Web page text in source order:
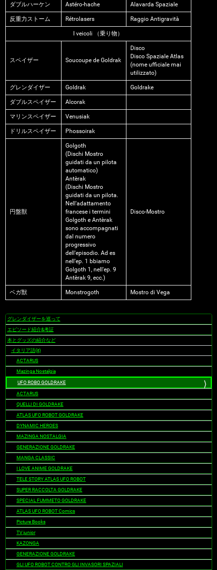
ダブルハーケン Astéro-hache Alavarda Spaziale
反重力ストーム Rétrolasers Raggio Antigravità
I veicoli （乗り物）
スペイザー Soucoupe de Goldrak
Disco
Disco Spaziale Atlas
(nome ufficiale mai
utilizzato)
グレンダイザー Goldrak Goldrake
ダブルスペイザー Alcorak
マリンスペイザー Venusiak
ドリルスペイザー Phossoirak
円盤獣
Golgoth
(Dischi Mostro
guidati da un pilota
automatico)
Antèrak
(Dischi Mostro
guidati da un pilota.
Nell'adattamento
francese i termini
Golgoth e Antèrak
sono accompagnati
dal numero
progressivo
dell'episodio. Ad es
nell'ep. 1 bbiamo
Golgoth 1, nell'ep. 9
Antèrak 9, ecc.)
Disco-Mostro
ベガ獣 Monstrogoth Mostro di Vega
ナ
ビ
ゲ
シ
ョ
ン
グレンダイザーを巡って
エピソード紹介&考証
本とグッズの紹介など
イタリア語(it)
ACTARUS
Mazinga Nostalgia
UFO ROBO GOLDRAKE
ACTARUS
QUELLI DI GOLDRAKE
ATLAS UFO ROBOT GOLDRAKE
DYNAMIC HEROES
MAZINGA NOSTALGIA
GENERAZIONE GOLDRAKE
MANGA CLASSIC
I LOVE ANIME GOLDRAKE
TELE STORY ATLAS UFO ROBOT
SUPER RACCOLTA GOLDRAKE
SPECIAL FUMMETO GOLDRAKE
ATLAS UFO ROBOT Comics
Picture Books
TV junior
KAZONGA
GENERAZIONE GOLDRAKE
GLI UFO ROBOT CONTRO GLI INVASORI SPAZIALI